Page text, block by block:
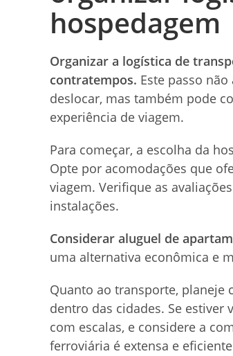
hospedagem
Organizar a logística de
contratempos. Este passo
deslocar, mas também pode
experiência de viagem.
Para começar, a escolha da
Opte por acomodações que
viagem. Verifique as
instalações.
Considerar aluguel de
uma alternativa econômica e
Quanto ao transporte, planeje
dentro das cidades. Se
com escalas, e considere a
ferroviária é extensa e